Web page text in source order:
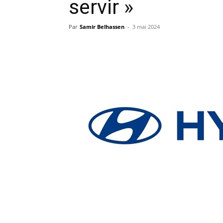
servir »
Par Samir Belhassen - 3 mai 2024